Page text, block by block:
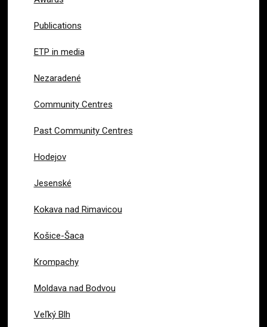
Publications
ETP in media
Nezaradené
Community Centres
Past Community Centres
Hodejov
Jesenské
Kokava nad Rimavicou
Košice-Šaca
Krompachy
Moldava nad Bodvou
Veľký Blh